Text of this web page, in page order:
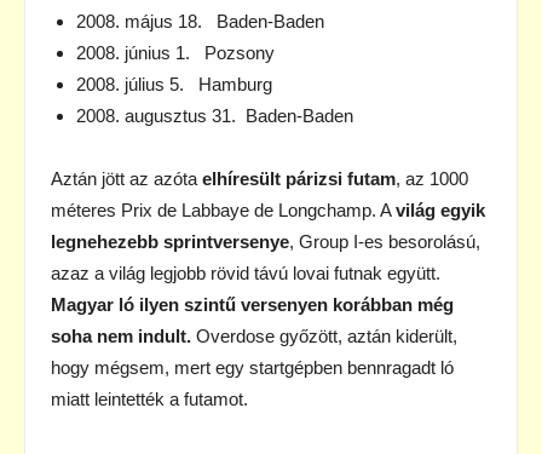
2008. május 18. Baden-Baden
2008. június 1. Pozsony
2008. július 5. Hamburg
2008. augusztus 31. Baden-Baden
Aztán jött az azóta elhíresült párizsi futam, az 1000
méteres Prix de Labbaye de Longchamp. Avilág egyik
legnehezebb sprintversenye, Group I-es besorolású,
azaz a világ legjobb rövid távú lovai futnak együtt.
Magyar ló ilyen szintű versenyen korábban még
soha nem indult. Overdose győzött, aztán kiderült,
hogy mégsem, mert egy startgépben bennragadt ló
miatt leintették a futamot.